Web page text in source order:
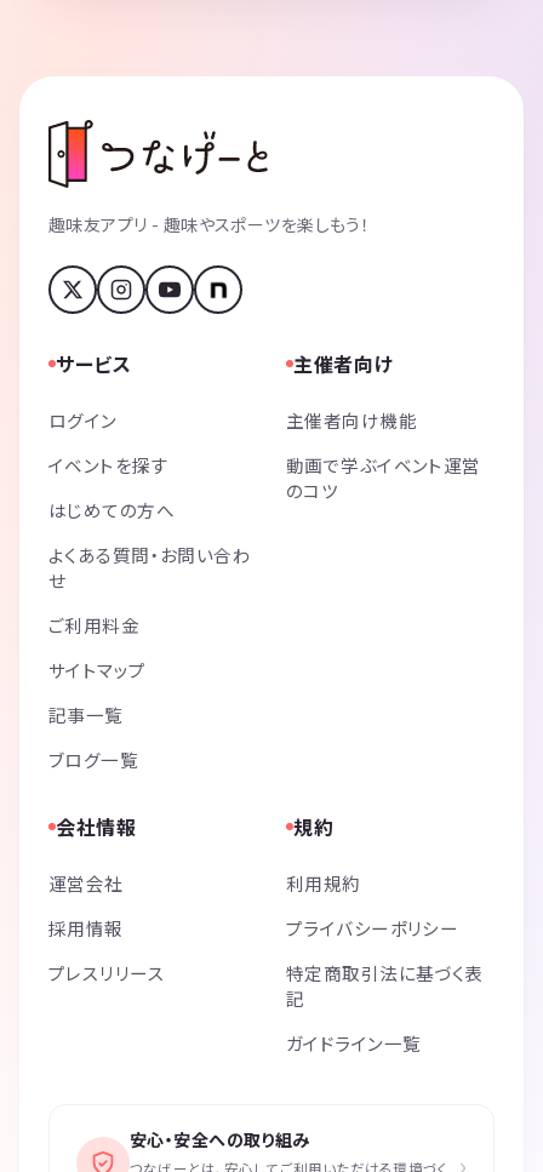
趣味友アプリ - 趣味やスポーツを楽しもう！
サービス
ログイン
イベントを探す
はじめての方へ
よくある質問・お問い合わ
せ
ご利用料金
サイトマップ
記事一覧
ブログ一覧
主催者向け
主催者向け機能
動画で学ぶイベント運営
のコツ
会社情報
運営会社
採用情報
プレスリリース
規約
利用規約
プライバシーポリシー
特定商取引法に基づく表
記
ガイドライン一覧
安心・安全への取り組み
›